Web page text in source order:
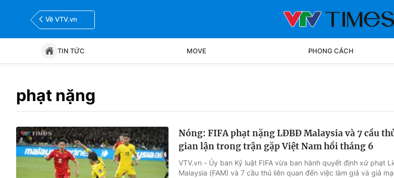
Về VTV.vn
TIN TỨC MOVE PHONG CÁCH
phạt nặng
Nóng: FIFA phạt nặng LĐBĐ Malaysia và 7 cầu
gian lận trong trận gặp Việt Nam hồi tháng 6
VTV.vn - Ủy ban Kỷ luật FIFA vừa ban hành quyết định xử phạt
Malaysia (FAM) và 7 cầu thủ liên quan đến việc làm giả và giả